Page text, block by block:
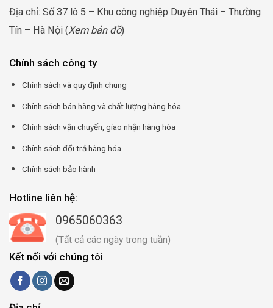
Địa chỉ: Số 37 lô 5 – Khu công nghiệp Duyên Thái – Thường
Tín – Hà Nội (Xem bản đồ)
Chính sách công ty
Chính sách và quy định chung
Chính sách bán hàng và chất lượng hàng hóa
Chính sách vận chuyển, giao nhận hàng hóa
Chính sách đổi trả hàng hóa
Chính sách bảo hành
Hotline liên hệ:
0965060363
(Tất cả các ngày trong tuần)
Kết nối với chúng tôi